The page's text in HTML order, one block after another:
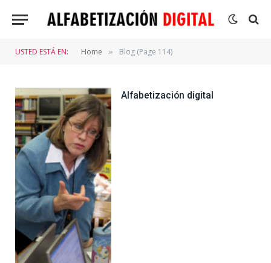
USTED ESTÁ EN: Home » Blog (Page 114)
Alfabetización digital